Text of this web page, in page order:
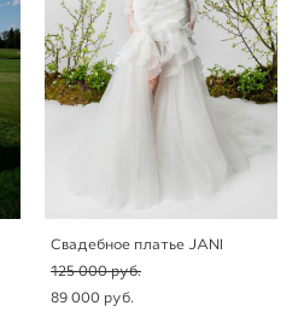
Свадебное платье JANI
125 000 pуб.
89 000 pуб.